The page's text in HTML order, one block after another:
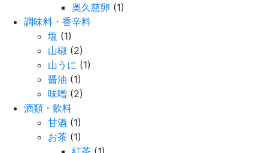
奥久慈卵 (1)
調味料・香辛料
塩 (1)
山椒 (2)
山うに (1)
醤油 (1)
味噌 (2)
酒類・飲料
甘酒 (1)
お茶 (1)